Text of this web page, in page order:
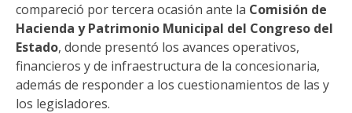
compareció por tercera ocasión ante la Comisión de
Hacienda y Patrimonio Municipal del Congreso del
Estado, donde presentó los avances operativos,
financieros y de infraestructura de la concesionaria,
además de responder a los cuestionamientos de las y
los legisladores.